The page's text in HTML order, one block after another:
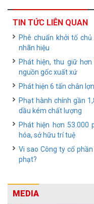
TIN TỨC LIÊN QUAN
Phê chuẩn khởi tố
nhãn hiệu
Phát hiện, thu giữ
nguồn gốc xuất xứ
Phát hiện 6 tấn chân
Phạt hành chính gần
dầu kém chất lượng
Phát hiện hơn
hóa, sở hữu trí tuệ
Vi sao Công ty cổ
phạt?
MEDIA